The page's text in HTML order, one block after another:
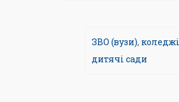
ЗВО (вузи), коледжі
дитячі сади